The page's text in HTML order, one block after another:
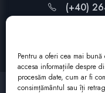
Pentru a oferi cea mai
accesa informațiile despre
procesăm date, cum ar fi
consimțământul sau îți
(+40)